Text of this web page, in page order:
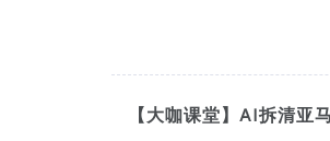
【大咖课堂】AI拆清亚